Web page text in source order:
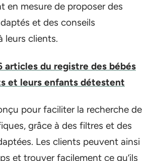
en mesure de proposer des
et des conseils
leurs clients.
articles du registre des bébés
et leurs enfants détestent
pour faciliter la recherche de
grâce à des filtres et des
Les clients peuvent ainsi
et trouver facilement ce qu’ils